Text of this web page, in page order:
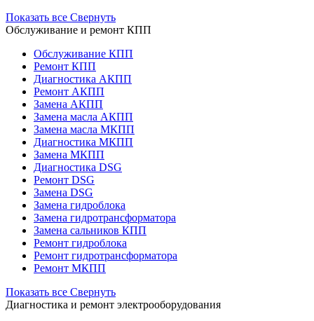
Показать все Свернуть
Обслуживание и ремонт КПП
Обслуживание КПП
Ремонт КПП
Диагностика АКПП
Ремонт АКПП
Замена АКПП
Замена масла АКПП
Замена масла МКПП
Диагностика МКПП
Замена МКПП
Диагностика DSG
Ремонт DSG
Замена DSG
Замена гидроблока
Замена гидротрансформатора
Замена сальников КПП
Ремонт гидроблока
Ремонт гидротрансформатора
Ремонт МКПП
Показать все Свернуть
Диагностика и ремонт электрооборудования